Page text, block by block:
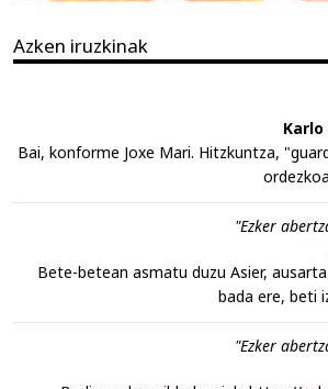
Azken iruzkinak
Bai, konforme Joxe Mari. Hitzkuntza,
"Ezker
Bete-betean asmatu duzu Asier,
bada ere, beti
"Ezker